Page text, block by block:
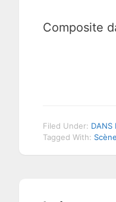
Composite
Filed Under: DANS
Tagged With: